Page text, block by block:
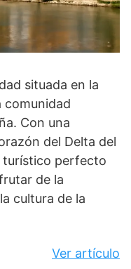
situada en la
comunidad
Con una
del Delta del
turístico perfecto
de la
cultura de la
Ver artículo